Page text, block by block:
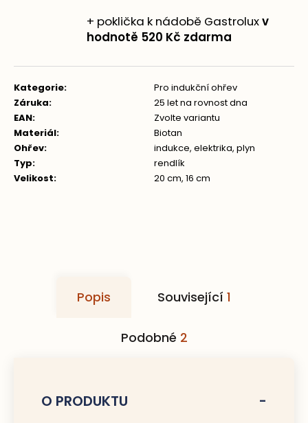
+ poklička k nádobě Gastroluxv
hodnotě 520 Kč zdarma
Kategorie:
Pro indukční ohřev
Záruka:
25 let na rovnost dna
EAN:
Zvolte variantu
Materiál:
Biotan
Ohřev: indukce, elektrika, plyn
Typ:
rendlík
Velikost: 20 cm, 16 cm
Popis Související 1
Podobné 2
O PRODUKTU